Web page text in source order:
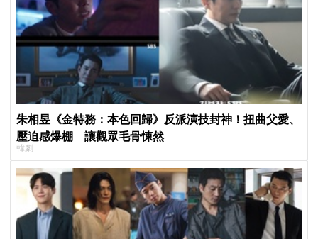
朱相昱《金特務：本色回歸》反派演技封神！扭曲父愛、
壓迫感爆棚 讓觀眾毛骨悚然
韓劇